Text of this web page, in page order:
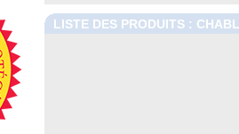
LISTE DES PRODUITS :